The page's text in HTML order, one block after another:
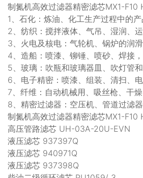
制氮机高效过滤器精密滤芯MX1-F10
1、石化：炼油、化工生产过程中的
2、纺织：搅拌液体、气吊、湿润、
3、火电及核电：气轮机、锅炉的润
4、造船：喷漆、铆锤、喷砂、焊接
5、玻璃：吹瓶和玻璃器皿、吹灯管
6、电子精密：喷漆、组装、清扫、
7、纤维：自动机械用、吸丝枪、干
8、精密过滤器：空压机、管道过滤
制氮机高效过滤器精密滤芯MX1-F10
高压管路滤芯 UH-03A-20U-EVN
液压滤芯 937397Q
液压滤芯 940971Q
液压滤芯 937398Q